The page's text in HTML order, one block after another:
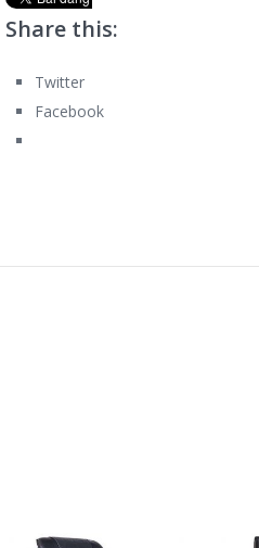
Share this:
Twitter
Facebook